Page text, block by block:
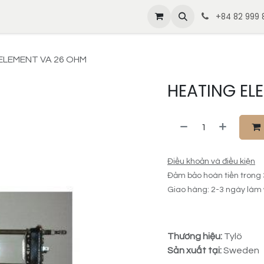
Sản phẩm & Dịch vụ Tuyển
+84 82 999
VA 26 OHM
HEATING
Điều khoản và điều kiện
Đảm bảo hoàn tiền trong
Giao hàng: 2-3 ngày làm
Thương hiệu: Tylö
Sản xuất tại:Sweden